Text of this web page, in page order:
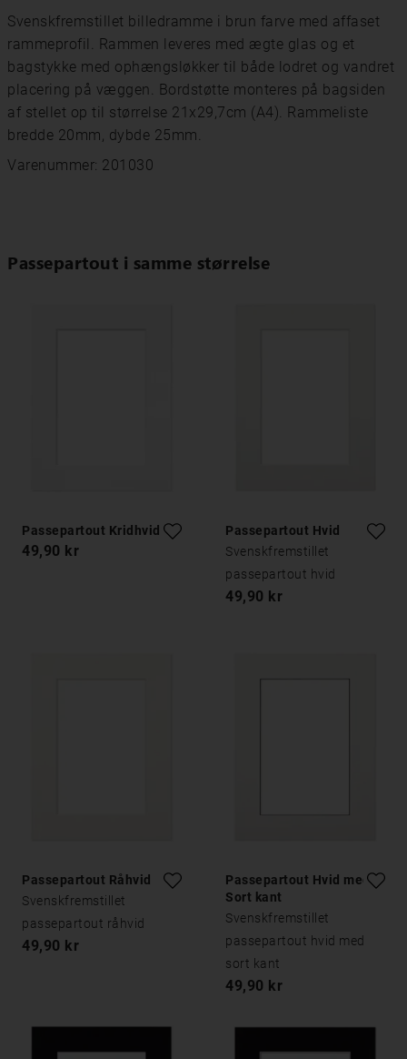
Svenskfremstillet billedramme i brun farve med affaset
rammeprofil. Rammen leveres med ægte glas og et
bagstykke med ophængsløkker til både lodret og vandret
placering på væggen. Bordstøtte monteres på bagsiden
af ​​stellet op til størrelse 21x29,7cm (A4). Rammeliste
bredde 20mm, dybde 25mm.
Varenummer: 201030
Passepartout i samme størrelse
Passepartout Kridhvid
49,90 kr
Passepartout Hvid
Svenskfremstillet
passepartout hvid
49,90 kr
Passepartout Råhvid
Svenskfremstillet
passepartout råhvid
49,90 kr
Passepartout Hvid med
Sort kant
Svenskfremstillet
passepartout hvid med
sort kant
49,90 kr